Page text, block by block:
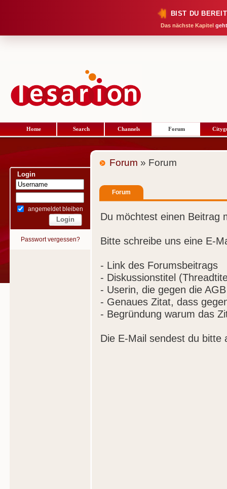
BIST DU
Das nächste Kapitel
Home Search Channels Forum
Login
angemeldet bleiben
Passwort vergessen?
Forum » Forum
Forum
Du möchtest einen Beitrag
Bitte schreibe uns eine E-
- Link des Forumsbeitrags
- Diskussionstitel
- Userin, die gegen die
- Genaues Zitat, dass
- Begründung warum das
Die E-Mail sendest du bitte